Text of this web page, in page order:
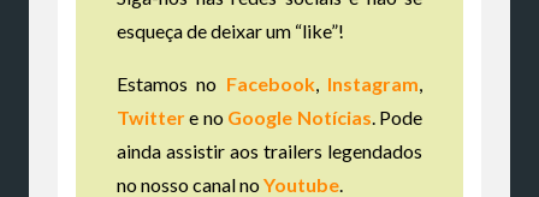
esqueça de deixar um “like”!
Estamos no Facebook, Instagram
Twittere no Google Notícias . Pode
ainda assistir aos trailers legendados
no nosso canal noYoutube